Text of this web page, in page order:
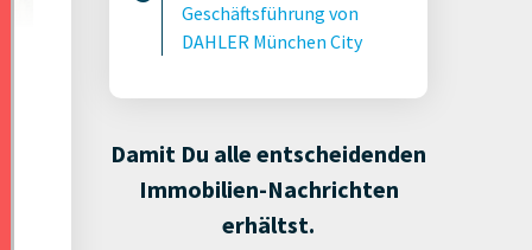
Geschäftsführung von
DAHLER München City
Damit Du alle entscheidenden
Immobilien-Nachrichten
erhältst.